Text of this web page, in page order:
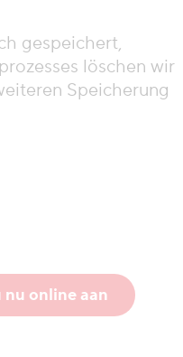
gespeichert,
löschen wir
Speicherung
nu online aan